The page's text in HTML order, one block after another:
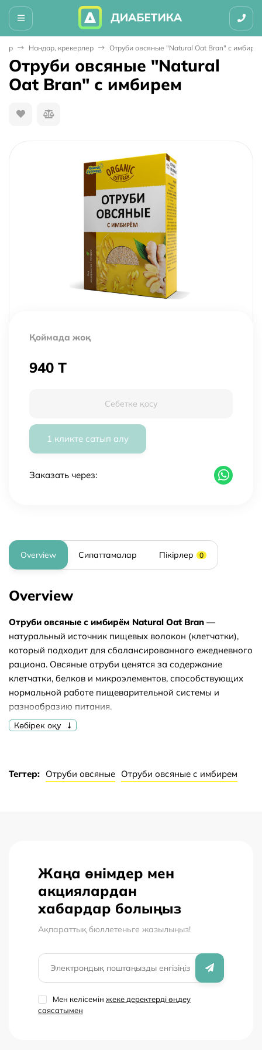
Нандар, крекерлер Отруби овсяные "Natural Oat Bran" с
Отруби овсяные "Natural
Oat Bran" с имбирем
Қоймада жоқ
940 T
Себетке қосу
1 кликте сатып алу
Заказать через:
Overview Сипаттамалар Пікірлер 0
Overview
Отруби овсяные с имбирём Natural Oat Bran —
натуральный источник пищевых волокон (клетчатки),
который подходит для сбалансированного ежедневного
рациона. Овсяные отруби ценятся за содержание
клетчатки, белков и микроэлементов, способствующих
нормальной работе пищеварительной системы и
разнообразию питания.
Имбирь, входящий в состав, придаёт продукту лёгкий
волокон в ежедневном рационе.
белки — 11,8 г
углеводы — 55,6 г
Энергетическая ценность:
340 ккал
железо — 0,4 мг
фосфор — 343,0 мг
магний — 118,0 мг
200 г
Страна производства:
Көбірек оқу
Тегтер: Отруби овсяные Отруби овсяные с имбирем
Жаңа өнімдер мен
акциялардан
хабардар болыңыз
Ақпараттық бюллетеньге жазылыңыз!
Мен келісемін жеке деректерді өңдеу
саясатымен